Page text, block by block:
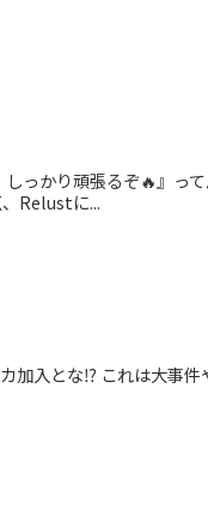
っかり頑張るぞ🔥』っ
Relustに...
加入とな⁉️ これは大事